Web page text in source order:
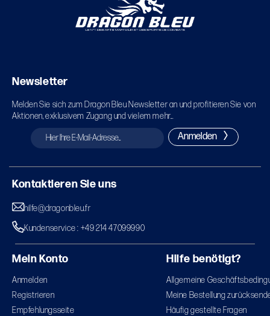
Newsletter
Melden Sie sich zum Dragon Bleu Newsletter an und profitieren Sie von
Aktionen, exklusivem Zugang und vielem mehr...
Anmelden
Kontaktieren Sie uns
hilfe@dragonbleu.fr
Kundenservice : +49 214 47099990
Mein Konto
Anmelden
Registrieren
Empfehlungsseite
Hilfe benötigt?
Allgemeine
Meine Bestellung
Häufig gestellte Fragen